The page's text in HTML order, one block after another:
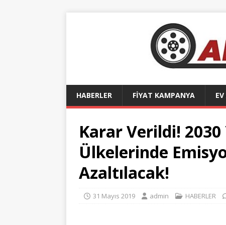
HABERLER FİYAT KAMPANYA
Karar Verildi!
Ülkelerinde
Azaltılacak!
31 Mayıs 2019 admin HABERLER